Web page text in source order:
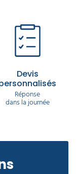
Devis
Réponse
dans la journée